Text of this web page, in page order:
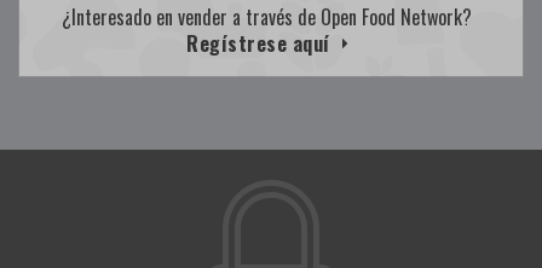
¿Interesado en vender a través de Open Food Network?
Regístrese aquí